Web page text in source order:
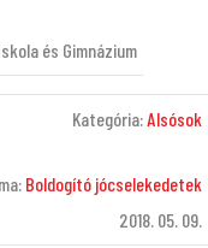
és Gimnázium
Kategória:Alsósok
Boldogító jócselekedetek
2018. 05. 09.